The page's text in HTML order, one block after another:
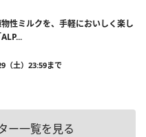
性ミルクを、手軽においしく楽し
（土）23:59まで
ー一覧を見る